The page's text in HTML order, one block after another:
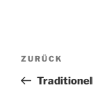
Vorheriger
Beitrag
ZURÜCK